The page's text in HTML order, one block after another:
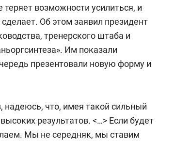
возможности усилиться, и
Об этом заявил президент
тренерского штаба и
Им показали
презентовали новую форму и
надеюсь, что, имея такой сильный
результатов. <…> Если будет
Мы не середняк, мы ставим
без
его
за 18
«Если меня не услышат